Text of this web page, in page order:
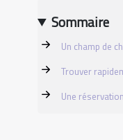
Sommaire
Un champ de
Trouver
Une